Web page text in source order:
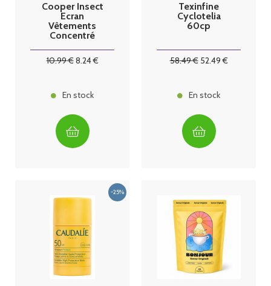
Cooper Insect
Ecran
Vêtements
Concentré
ml
10.99€8.24€
En stock
Texinfine
Cyclotelia
60cp
58.49€ 52.49€
En stock